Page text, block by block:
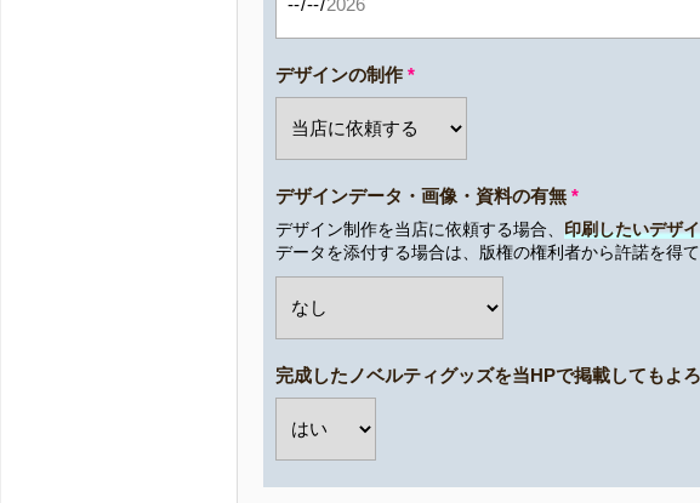
デザインの制作*
デザインデータ・画像・資料の有無*
デザイン制作を当店に依頼する場合、 印刷したいデザ
データを添付する場合は、版権の権利者から許諾を得
完成したノベルティグッズを当HPで掲載してもよ